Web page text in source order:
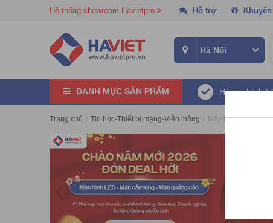
Hệ thống showroom Havietpro Hỗ trợ
DANH MỤC SẢN PHẨM Hàng chính
Trang chủ / Tin học-Thiết bị mạng-Viễn thông / Máy tính xách tay